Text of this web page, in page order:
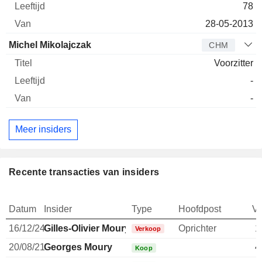
78
28-05-2013
Michel Mikolajczak CHM
Voorzitter
-
-
Meer insiders
Recente transacties van insiders
Datum Insider Type Hoofdpost
16/12/24Gilles-Olivier Moury Verkoop Oprichter
20/08/21Georges Moury Koop